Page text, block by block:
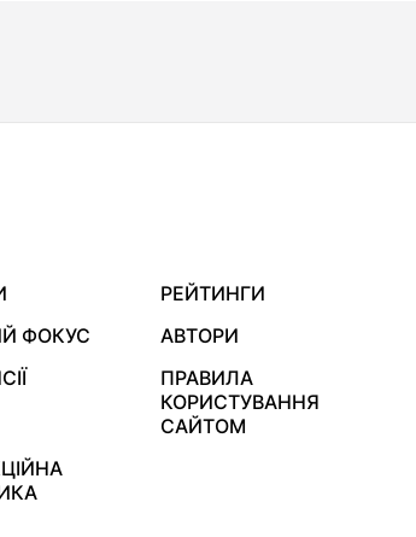
РЕЙТИНГИ
ФОКУС
АВТОРИ
ПРАВИЛА
КОРИСТУВАННЯ
САЙТОМ